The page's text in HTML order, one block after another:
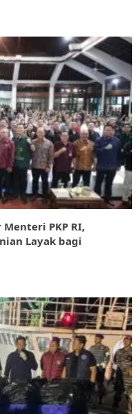
PKP RI,
Layak bagi